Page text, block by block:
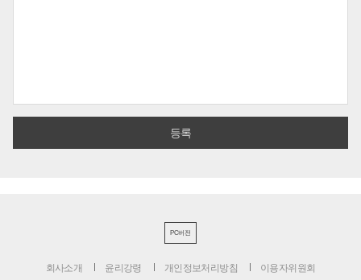
PC버전
회사소개 윤리강령 개인정보처리방침 이용자위원회